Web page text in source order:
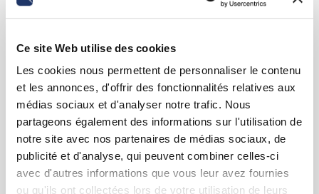
Ce site Web utilise des cookies
Les cookies nous permettent de personnaliser le contenu
et les annonces, d'offrir des fonctionnalités relatives aux
médias sociaux et d'analyser notre trafic. Nous
partageons également des informations sur l'utilisation de
notre site avec nos partenaires de médias sociaux, de
publicité et d'analyse, qui peuvent combiner celles-ci
avec d'autres informations que vous leur avez fournies
ou qu'ils ont collectées lors de votre utilisation de leurs